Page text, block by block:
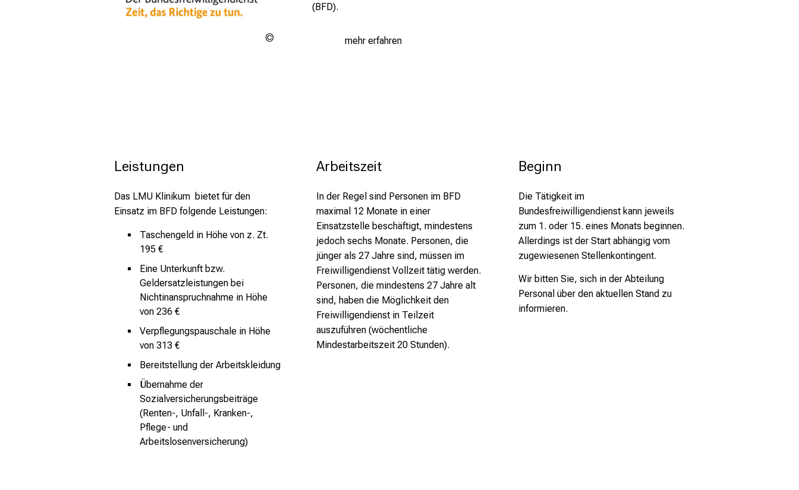
(BFD).
mehr erfahren
Leistungen
Das LMU Klinikum bietet für den
Einsatz im BFD folgende Leistungen:
Taschengeld in Höhe von z. Zt.
195 €
Eine Unterkunft bzw.
Geldersatzleistungen bei
Nichtinanspruchnahme in Höhe
von 236 €
Verpflegungspauschale in Höhe
von 313 €
Bereitstellung der Arbeitskleidung
Übernahme der
Sozialversicherungsbeiträge
(Renten-, Unfall-, Kranken-,
Pflege- und
Arbeitslosenversicherung)
Arbeitszeit
In der Regel sind Personen im BFD
maximal 12 Monate in einer
Einsatzstelle beschäftigt, mindestens
jedoch sechs Monate. Personen, die
jünger als 27 Jahre sind, müssen im
Freiwilligendienst Vollzeit tätig werden.
Personen, die mindestens 27 Jahre alt
sind, haben die Möglichkeit den
Freiwilligendienst in Teilzeit
auszuführen (wöchentliche
Mindestarbeitszeit 20 Stunden).
Beginn
Die Tätigkeit im
Bundesfreiwilligendienst kann jeweils
zum 1. oder 15. eines Monats beginnen.
Allerdings ist der Start abhängig vom
zugewiesenen Stellenkontingent.
Wir bitten Sie, sich in der Abteilung
Personal über den aktuellen Stand zu
informieren.